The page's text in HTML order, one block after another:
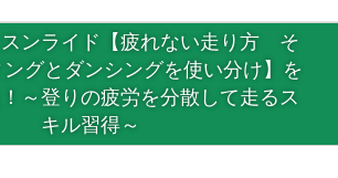
ンライド【疲れない走り方 そ
グとダンシングを使い分け】を
～登りの疲労を分散して走るス
キル習得～